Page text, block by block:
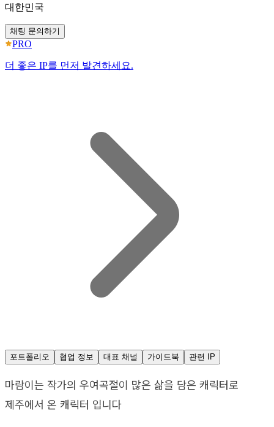
대한민국
채팅 문의하기
PRO
더 좋은 IP를 먼저 발견하세요.
포트폴리오 협업 정보 대표 채널 가이드북 관련 IP
마람이는 작가의 우여곡절이 많은 삶을 담은 캐릭터로
제주에서 온 캐릭터 입니다